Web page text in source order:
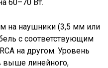
60–70 Вт.
на наушники (3,5 мм или
с соответствующим
на другом. Уровень
выше линейного,